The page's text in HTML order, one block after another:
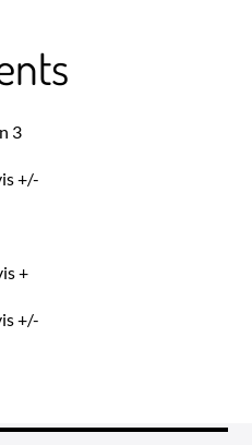
3
+/-
+
+/-